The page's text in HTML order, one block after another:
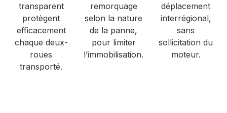
transparent
protègent
efficacement
chaque deux-
roues
transporté.
remorquage
selon la nature
de la panne,
pour limiter
l’immobilisation.
déplacement
interrégional,
sans
sollicitation du
moteur.